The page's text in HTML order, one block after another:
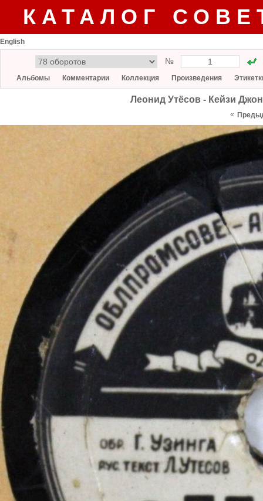
КАТАЛОГ
English
№
Альбомы Комментарии Коллекция Произведения
Леонид Утёсов - Кейзи
«